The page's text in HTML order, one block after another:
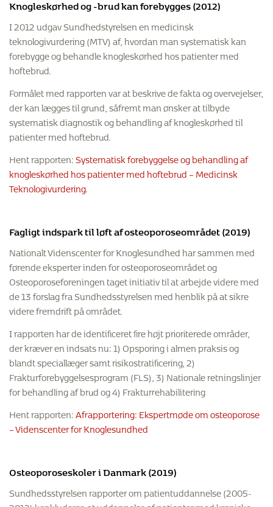
Knogleskørhed og -brud kan forebygges (2012)
I 2012 udgav Sundhedstyrelsen en medicinsk
teknologivurdering (MTV) af, hvordan man systematisk kan
forebygge og behandle knogleskørhed hos patienter med
hoftebrud.
Formålet med rapporten var at beskrive de fakta og overvejelser,
der kan lægges til grund, såfremt man ønsker at tilbyde
systematisk diagnostik og behandling af knogleskørhed til
patienter med hoftebrud.
Hent rapporten:Systematisk forebyggelse og behandling af
knogleskørhed hos patienter med hoftebrud – Medicinsk
Teknologivurdering.
Fagligt indspark til løft af osteoporoseområdet (2019)
Nationalt Videnscenter for Knoglesundhed har sammen med
førende eksperter inden for osteoporoseområdet og
Osteoporoseforeningen taget initiativ til at arbejde videre med
de 13 forslag fra Sundhedsstyrelsen med henblik på at sikre
videre fremdrift på området.
I rapporten har de identificeret fire højt prioriterede områder,
der kræver en indsats nu: 1) Opsporing i almen praksis og
blandt speciallæger samt risikostratificering, 2)
Frakturforebyggelsesprogram (FLS), 3) Nationale retningslinjer
for behandling af brud og 4) Frakturrehabilitering
Hent rapporten:Afrapportering: Ekspertmøde om osteoporose
– Videnscenter for Knoglesundhed
Osteoporoseskoler i Danmark (2019)
Sundhedsstyrelsen rapporter om patientuddannelse (2005-